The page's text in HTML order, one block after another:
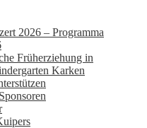
2026 – Programma
Früherziehung in
Karken